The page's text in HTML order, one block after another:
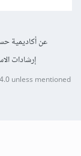
عن أكاديمية
إرشادات
unless mentioned